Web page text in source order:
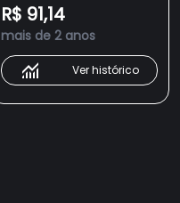
Ventoinha 1300RPM +
Controladora
Interface SATA
R$ 91,14
mais de 2 anos
Ver histórico